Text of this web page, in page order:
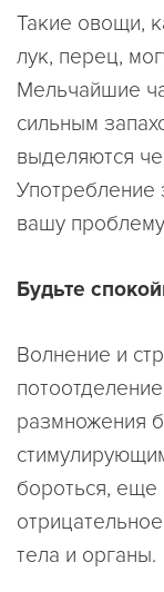
Такие овощи,
лук, перец,
Мельчайшие
сильным
выделяются
Употребление
вашу
Будьте
Волнение и
размножения
бороться, еще
тела и органы.